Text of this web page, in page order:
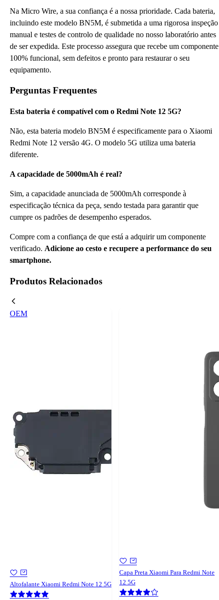
Na Micro Wire, a sua confiança é a nossa prioridade. Cada bateria,
incluindo este modelo BN5M, é submetida a uma rigorosa inspeção
manual e testes de controlo de qualidade no nosso laboratório antes
de ser expedida. Este processo assegura que recebe um componente
100% funcional, sem defeitos e pronto para restaurar o seu
equipamento.
Perguntas Frequentes
Esta bateria é compatível com o Redmi Note 12 5G?
Não, esta bateria modelo BN5M é especificamente para o Xiaomi
Redmi Note 12 versão 4G. O modelo 5G utiliza uma bateria
diferente.
A capacidade de 5000mAh é real?
Sim, a capacidade anunciada de 5000mAh corresponde à
especificação técnica da peça, sendo testada para garantir que
cumpre os padrões de desempenho esperados.
Compre com a confiança de que está a adquirir um componente
verificado. Adicione ao cesto e recupere a performance do seu
smartphone.
Produtos Relacionados
OEM
Altofalante Xiaomi Redmi Note 12 5G
Capa Preta Xiaomi Para Redmi Note
12 5G